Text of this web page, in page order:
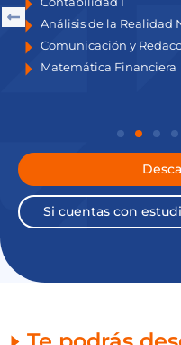
Análisis de la Realidad
Comunicación y
Matemática Financiera
Si cuentas con